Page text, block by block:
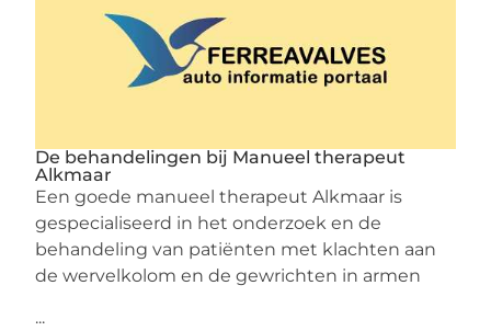
De behandelingen bij Manueel therapeut
Alkmaar
Een goede manueel therapeut Alkmaar is
gespecialiseerd in het onderzoek en de
behandeling van patiënten met klachten aan
de wervelkolom en de gewrichten in armen
...